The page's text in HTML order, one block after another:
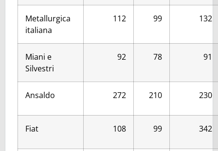
Metallurgica
italiana
112 99 132
Miani e
Silvestri
92 78 91
Ansaldo 272 210 230
Fiat 108 99 342